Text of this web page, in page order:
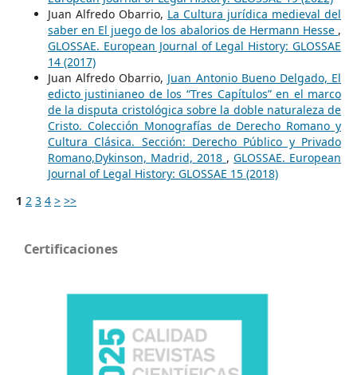
Juan Alfredo Obarrio, La Cultura jurídica medieval del
saber en El juego de los abalorios de Hermann Hesse ,
GLOSSAE. European Journal of Legal History: GLOSSAE
14 (2017)
Juan Alfredo Obarrio, Juan Antonio Bueno Delgado, El
edicto justinianeo de los “Tres Capítulos” en el marco
de la disputa cristológica sobre la doble naturaleza de
Cristo. Colección Monografías de Derecho Romano y
Cultura Clásica. Sección: Derecho Público y Privado
Romano,Dykinson, Madrid, 2018 ,GLOSSAE. European
Journal of Legal History: GLOSSAE 15 (2018)
1 2 3 4 > >>
Certificaciones